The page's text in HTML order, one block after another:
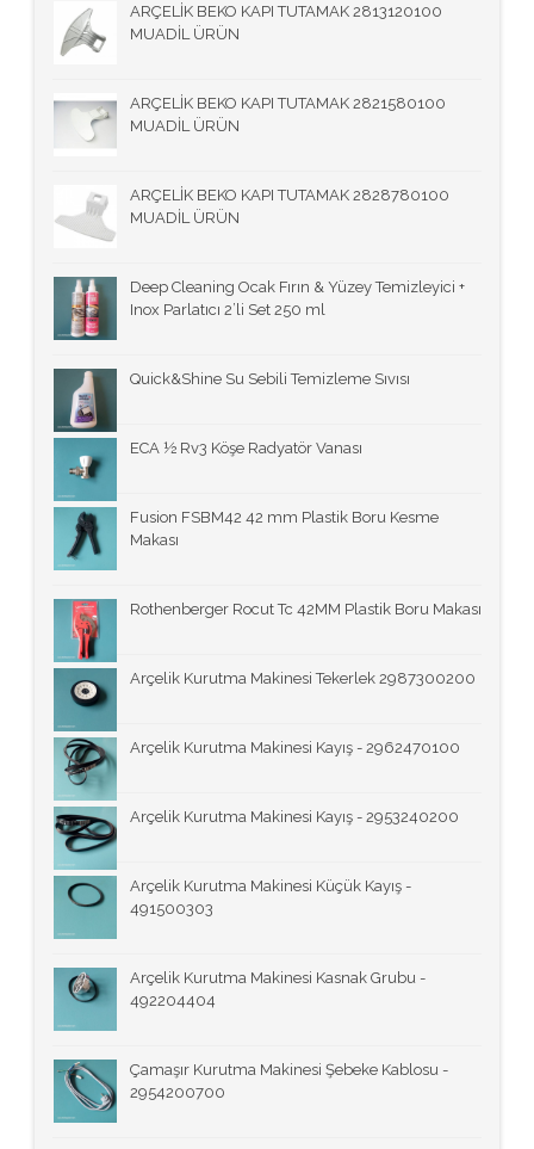
ARÇELİK BEKO KAPI TUTAMAK 2813120100
MUADİL ÜRÜN
ARÇELİK BEKO KAPI TUTAMAK 2821580100
MUADİL ÜRÜN
ARÇELİK BEKO KAPI TUTAMAK 2828780100
MUADİL ÜRÜN
Deep Cleaning Ocak Fırın & Yüzey Temizleyici +
Inox Parlatıcı 2’li Set 250 ml
Quick&Shine Su Sebili Temizleme Sıvısı
ECA ½ Rv3 Köşe Radyatör Vanası
Fusion FSBM42 42 mm Plastik Boru Kesme
Makası
Rothenberger Rocut Tc 42MM Plastik Boru Makası
Arçelik Kurutma Makinesi Tekerlek 2987300200
Arçelik Kurutma Makinesi Kayış - 2962470100
Arçelik Kurutma Makinesi Kayış - 2953240200
Arçelik Kurutma Makinesi Küçük Kayış -
491500303
Arçelik Kurutma Makinesi Kasnak Grubu -
492204404
Çamaşır Kurutma Makinesi Şebeke Kablosu -
2954200700